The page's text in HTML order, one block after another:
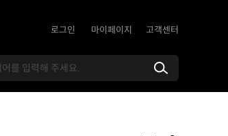
로그인 마이페이지 고객센터